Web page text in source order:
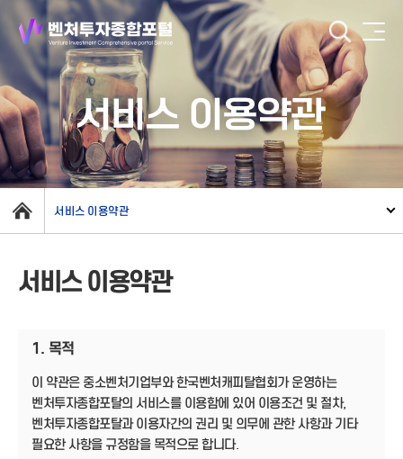
서비스 이용약관
서비스 이용약관
서비스 이용약관
1. 목적
이 약관은 중소벤처기업부와 한국벤처캐피탈협회가 운영하는
벤처투자종합포탈의 서비스를 이용함에 있어 이용조건 및 절차,
벤처투자종합포탈과 이용자간의 권리 및 의무에 관한 사항과 기타
필요한 사항을 규정함을 목적으로 합니다.